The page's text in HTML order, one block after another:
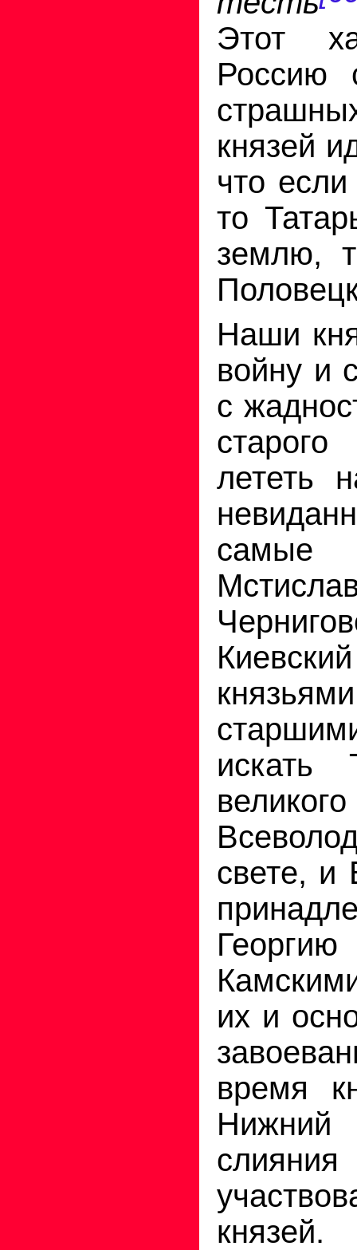
Этот
Россию
князей
что
то
землю,
Наши
войну и
с
лететь
самые
свете, и
их и
время
князей.